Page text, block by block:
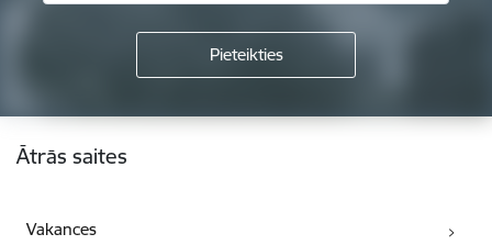
Kājene
Ātrās saites
Vakances